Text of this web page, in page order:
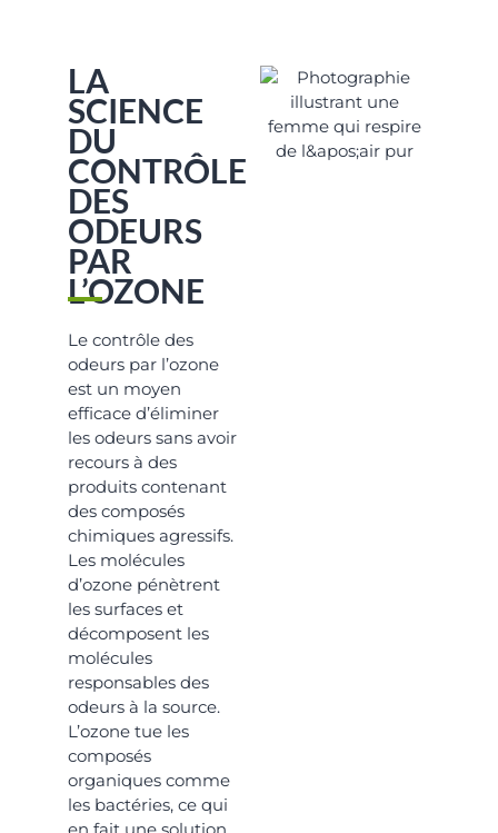
LA
SCIENCE
DU
CONTRÔLE
DES
ODEURS
PAR
L’OZONE
Le contrôle des
odeurs par l’ozone
est un moyen
efficace d’éliminer
les odeurs sans avoir
recours à des
produits contenant
des composés
chimiques agressifs.
Les molécules
d’ozone pénètrent
les surfaces et
décomposent les
molécules
responsables des
odeurs à la source.
L’ozone tue les
composés
organiques comme
les bactéries, ce qui